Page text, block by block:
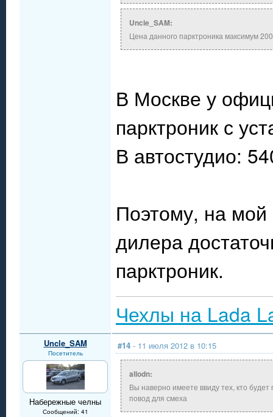
Uncle_SAM:
Цена данного парктроника максимум
В Москве у
парктроник с
В автостудио:
Поэтому, на
дилера
парктроник.
Чехлы на Lada
Uncle_SAM
Посетитель
Набережные челны
Сообщений: 41
#14 - 11 июля 2012 в 10:15
allodn:
Вы наверно имеете ввиду тех, кто
повод для смеха